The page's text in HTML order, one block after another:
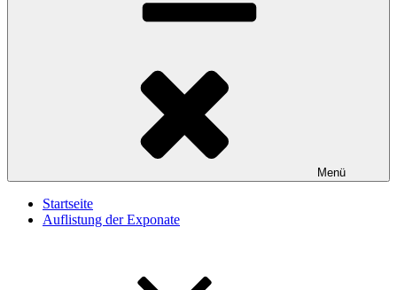
Menü
Startseite
Auflistung der Exponate